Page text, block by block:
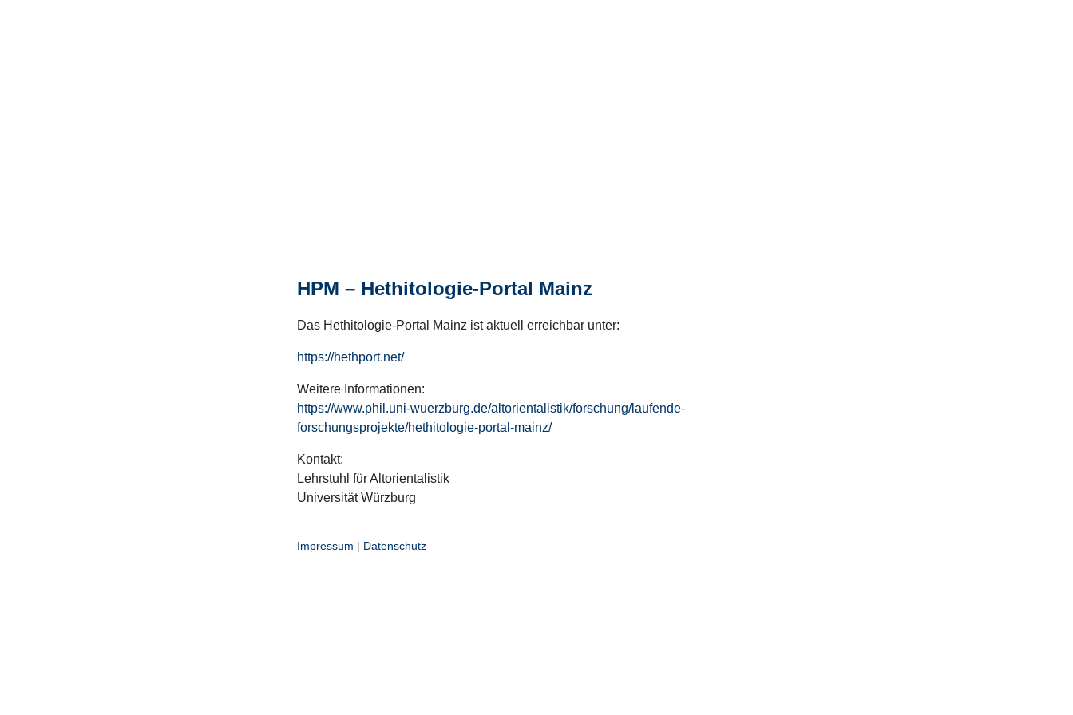
HPM – Hethitologie-Portal Mainz
Das Hethitologie-Portal Mainz ist aktuell erreichbar unter:
https://hethport.net/
Weitere Informationen:
https://www.phil.uni-wuerzburg.de/altorientalistik/forschung/laufende-
forschungsprojekte/hethitologie-portal-mainz/
Kontakt:
Lehrstuhl für Altorientalistik
Universität Würzburg
Impressum | Datenschutz